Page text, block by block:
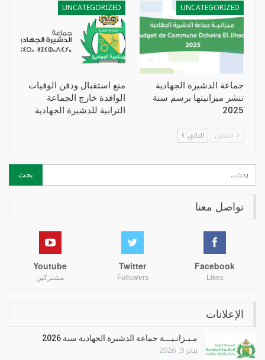
UNCATEGORIZED
جماعة الدشيرة الجهادية
تنشر ميزانيتها برسم سنة
2025
UNCATEGORIZED
منع استقبال ودفن الوفيات
الوافدة خارج الجماعة
الترابية للدشيرة الجهادية
السابق التالي
تواصل معنا
Facebook
Likes
Twitter
Followers
Youtube
مشتركين
الإعلانات
مـيـزانـيـــة جماعة الدشيرة الجهادية سنة 2026
يناير 9, 2026